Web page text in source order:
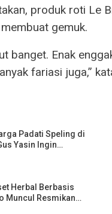
produk roti Le
gemuk.
banget. Enak
fariasi juga,”
Padati Speling di
Yasin Ingin…
Herbal Berbasis
Muncul Resmikan…